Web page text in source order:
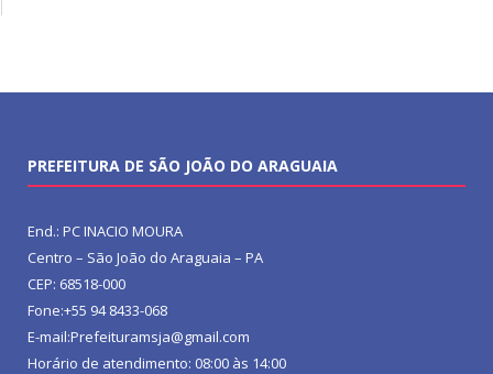
PREFEITURA DE SÃO JOÃO DO ARAGUAIA
End.: PC INACIO MOURA
Centro – São João do Araguaia – PA
CEP: 68518-000
Fone:+55 94 8433-068
E-mail:Prefeituramsja@gmail.com
Horário de atendimento: 08:00 às 14:00